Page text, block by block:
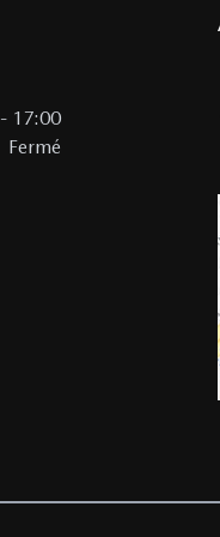
- 17:00
Fermé